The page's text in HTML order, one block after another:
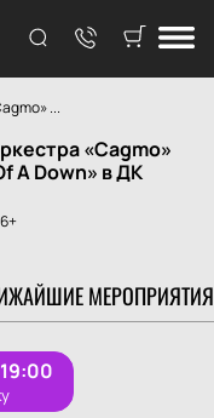
...
«Cagmo»
A Down» в ДК
6+
МЕРОПРИЯТИЯ